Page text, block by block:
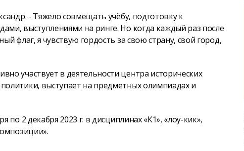
- Тяжело совмещать учёбу, подготовку к
выступлениями на ринге. Но когда каждый раз после
флаг, я чувствую гордость за свою страну, свой город,
участвует в деятельности центра исторических
выступает на предметных олимпиадах и
2 декабря 2023 г. в дисциплинах «К1», «лоу-кик»,